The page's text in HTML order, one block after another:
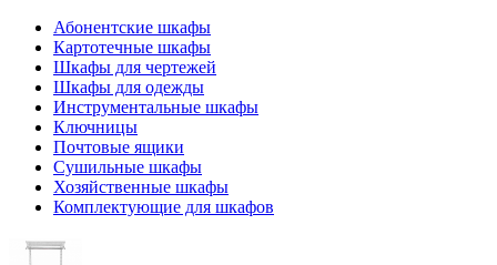
Абонентские шкафы
Картотечные шкафы
Шкафы для чертежей
Шкафы для одежды
Инструментальные шкафы
Ключницы
Почтовые ящики
Сушильные шкафы
Хозяйственные шкафы
Комплектующие для шкафов